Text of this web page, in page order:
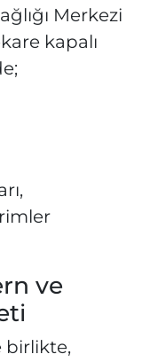
Merkezi
kapalı
ve
birlikte,